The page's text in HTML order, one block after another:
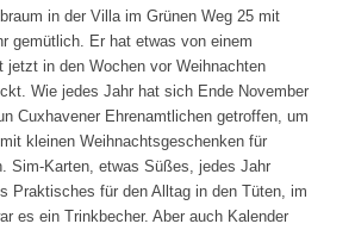
in der Villa im Grünen Weg 25 mit
gemütlich. Er hat etwas von einem
jetzt in den Wochen vor Weihnachten
Wie jedes Jahr hat sich Ende November
Cuxhavener Ehrenamtlichen getroffen, um
kleinen Weihnachtsgeschenken für
Sim-Karten, etwas Süßes, jedes Jahr
Praktisches für den Alltag in den Tüten, im
es ein Trinkbecher. Aber auch Kalender